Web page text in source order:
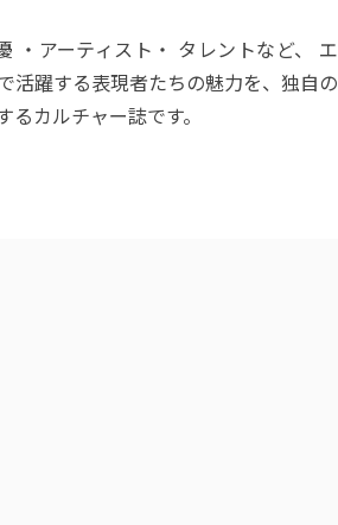
・アーティスト・ タレントなど、 エ
活躍する表現者たちの魅力を、独自の
カルチャー誌です。